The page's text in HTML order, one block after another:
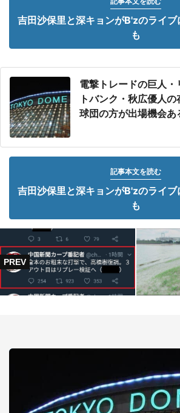
吉田沙保里と深キョンがB'zのライ
も
電撃トレードの巨人
トバンク・秋広優人
球団の方が出場機会あ
記事本文を読む
吉田沙保里と深キョンがB'zのライ
も